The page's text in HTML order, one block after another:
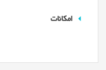
امکانات